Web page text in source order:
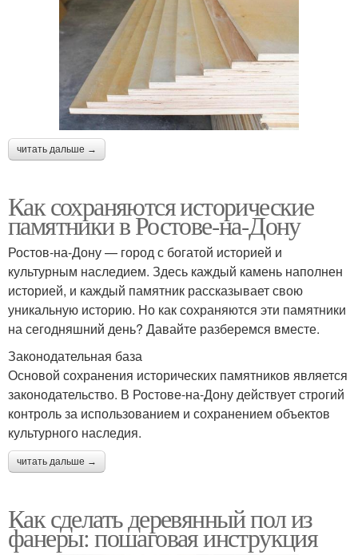
читать дальше →
Как сохраняются исторические
памятники в Ростове-на-Дону
Ростов-на-Дону — город с богатой историей и
культурным наследием. Здесь каждый камень наполнен
историей, и каждый памятник рассказывает свою
уникальную историю. Но как сохраняются эти памятники
на сегодняшний день? Давайте разберемся вместе.
Законодательная база
Основой сохранения исторических памятников является
законодательство. В Ростове-на-Дону действует строгий
контроль за использованием и сохранением объектов
культурного наследия.
читать дальше →
Как сделать деревянный пол из
фанеры: пошаговая инструкция